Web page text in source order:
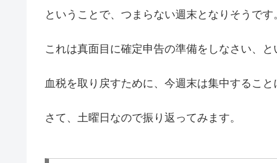
ということで、つまらない週末となりそうです。
これは真面目に確定申告の準備をしなさい、と
血税を取り戻すために、今週末は集中すること
さて、土曜日なので振り返ってみます。